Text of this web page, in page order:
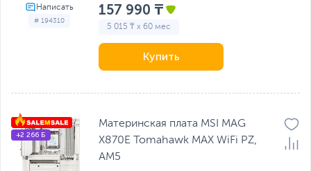
# 194310
157 990 ₸
5 015 ₸ x 60 мес
Купить
+2 266 Б
Материнская плата MSI MAG
X870E Tomahawk MAX WiFi PZ,
AM5